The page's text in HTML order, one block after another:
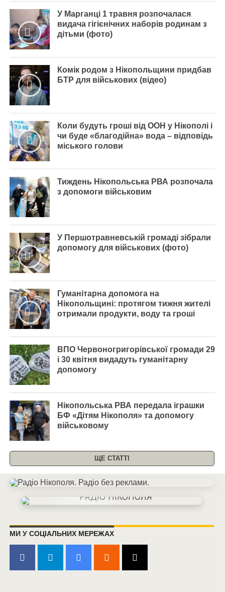
У Марганці 1 травня розпочалася
видача гігієнічних наборів родинам з
дітьми (фото)
Комік родом з Нікопольщини придбав
БТР для військових (відео)
Коли будуть гроші від ООН у Нікополі і
чи буде «благодійна» вода – відповідь
міського голови
Тиждень Нікопольська РВА розпочала
з допомоги військовим
У Першотравневській громаді зібрали
допомогу для військових (фото)
Гуманітарна допомога на
Нікопольщині: протягом тижня жителі
отримали продукти, воду та гроші
ВПО Червоногригорівської громади 29
і 30 квітня видадуть гуманітарну
допомогу
Нікопольська РВА передала іграшки
БФ «Дітям Нікополя» та допомогу
військовому
ЩЕ СТАТТІ
МИ У СОЦІАЛЬНИХ МЕРЕЖАХ